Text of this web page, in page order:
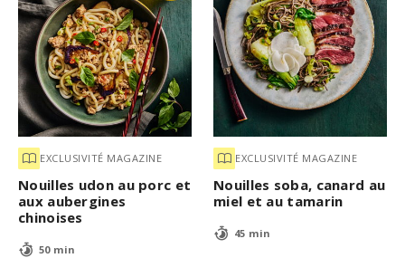
EXCLUSIVITÉ MAGAZINE
Nouilles udon au porc et
aux aubergines
chinoises
50 min
EXCLUSIVITÉ MAGAZINE
Nouilles soba, canard au
miel et au tamarin
45 min